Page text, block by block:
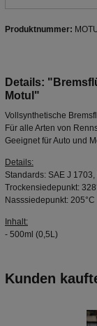
Produktnummer:
Details:
Motul"
Vollsynthetische
Für alle Arten von
Geeignet für Auto und
Details:
Standards: SAE J
Trockensiedepunkt:
Nasssiedepunkt: 205°C
Inhalt:
- 500ml (0,5L)
Kunden